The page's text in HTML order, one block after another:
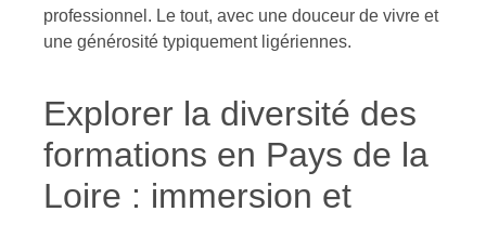
professionnel. Le tout, avec une douceur de vivre et
une générosité typiquement ligériennes.
Explorer la diversité des
formations en Pays de la
Loire : immersion et